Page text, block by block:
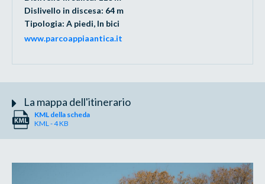
Dislivello in discesa: 64 m
Tipologia: A piedi, In bici
www.parcoappiaantica.it
La mappa dell'itinerario
KML della scheda
KML - 4 KB